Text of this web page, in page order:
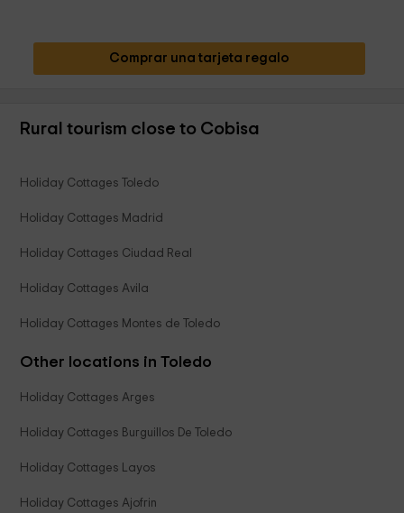
Comprar una tarjeta regalo
Rural tourism close to Cobisa
Holiday Cottages Toledo
Holiday Cottages Madrid
Holiday Cottages Ciudad Real
Holiday Cottages Avila
Holiday Cottages Montes de Toledo
Other locations in Toledo
Holiday Cottages Arges
Holiday Cottages Burguillos De Toledo
Holiday Cottages Layos
Holiday Cottages Ajofrin